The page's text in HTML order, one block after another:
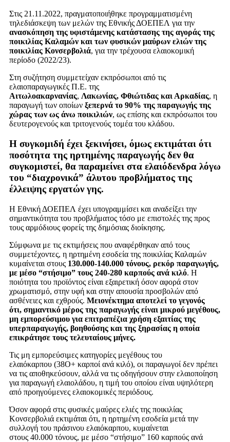
Στις 21.11.2022, πραγματοποιήθηκε προγραμματισμένη
τηλεδιάσκεψη των μελών της Εθνικής ΔΟΕΠΕΛ για την
ανασκόπηση της υφιστάμενης κατάστασης της αγοράς της
ποικιλίας Καλαμών και των φυσικών μαύρων ελιών της
ποικιλίας Κονσερβολιά, για την τρέχουσα ελαιοκομική
περίοδο (2022/23).
Στη συζήτηση συμμετείχαν εκπρόσωποι από τις
ελαιοπαραγωγικές Π.Ε. της
Αιτωλοακαρνανίας, Λακωνίας, Φθιώτιδας και Αρκαδίας, η
παραγωγή των οποίων ξεπερνά το 90% της παραγωγής της
χώρας των ως άνω ποικιλιών, ως επίσης και εκπρόσωποι του
δευτερογενούς και τριτογενούς τομέα του κλάδου.
Η συγκομιδή έχει ξεκινήσει, όμως εκτιμάται ότι
ποσότητα της ηρτημένης παραγωγής δεν θα
συγκομιστεί, θα παραμείνει στα ελαιόδενδρα λόγω
του “διαχρονικά” άλυτου προβλήματος της
έλλειψης εργατών γης.
Η Εθνική ΔΟΕΠΕΛ έχει υπογραμμίσει και αναδείξει την
σημαντικότητα του προβλήματος τόσο με επιστολές της προς
τους αρμόδιους φορείς της δημόσιας διοίκησης.
Σύμφωνα με τις εκτιμήσεις που αναφέρθηκαν από τους
συμμετέχοντες, η ηρτημένη εσοδεία της ποικιλίας Καλαμών
κυμαίνεται στους 130.000-140.000 τόνους, ρεκόρ παραγωγής,
με μέσο “στήσιμο” τους 240-280 καρπούς ανά κιλό. Η
ποιότητα του προϊόντος είναι εξαιρετική όσον αφορά στον
χρωματισμό, στην υφή και στην απουσία προσβολών από
ασθένειες και εχθρούς. Μειονέκτημα αποτελεί το γεγονός
ότι, σημαντικό μέρος της παραγωγής είναι μικρού μεγέθους,
μη εμπορεύσιμου για επιτραπέζια χρήση εξαιτίας της
υπερπαραγωγής, βοηθούσης και της ξηρασίας η οποία
επικράτησε τους τελευταίους μήνες.
Τις μη εμπορεύσιμες κατηγορίες μεγέθους του
ελαιόκαρπου (38Ο+ καρποί ανά κιλό), οι παραγωγοί δεν πρέπει
να τις αποθηκεύσουν, αλλά να τις οδηγήσουν στην ελαιοποίηση
για παραγωγή ελαιολάδου, η τιμή του οποίου είναι υψηλότερη
από προηγούμενες ελαιοκομικές περιόδους.
Όσον αφορά στις φυσικές μαύρες ελιές της ποικιλίας
Κονσερβολιά εκτιμάται ότι, η ηρτημένη εσοδεία μετά την
συλλογή του πράσινου ελαιόκαρπου, κυμαίνεται
στους 40.000 τόνους, με μέσο “στήσιμο” 160 καρπούς ανά